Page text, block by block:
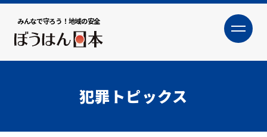
みんなで守ろう！地域の安全
大
犯罪トピックス